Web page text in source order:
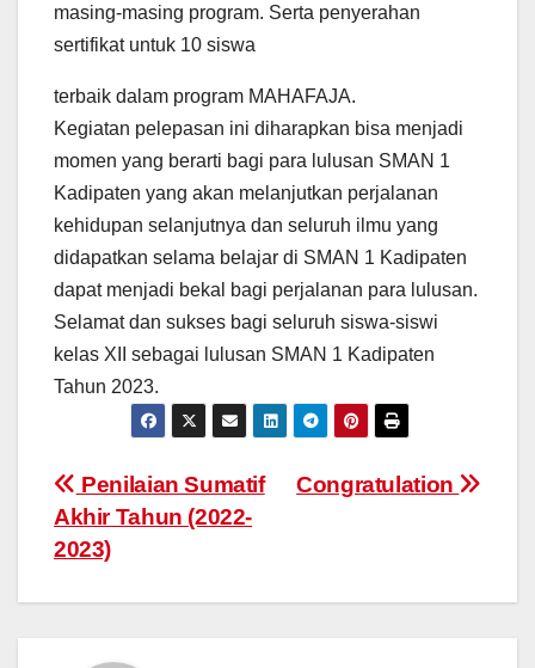
masing-masing program. Serta penyerahan
sertifikat untuk 10 siswa
terbaik dalam program MAHAFAJA.
Kegiatan pelepasan ini diharapkan bisa menjadi
momen yang berarti bagi para lulusan SMAN 1
Kadipaten yang akan melanjutkan perjalanan
kehidupan selanjutnya dan seluruh ilmu yang
didapatkan selama belajar di SMAN 1 Kadipaten
dapat menjadi bekal bagi perjalanan para lulusan.
Selamat dan sukses bagi seluruh siswa-siswi
kelas XII sebagai lulusan SMAN 1 Kadipaten
Tahun 2023.
Congratulation
Penilaian Sumatif
Akhir Tahun (2022-
2023)